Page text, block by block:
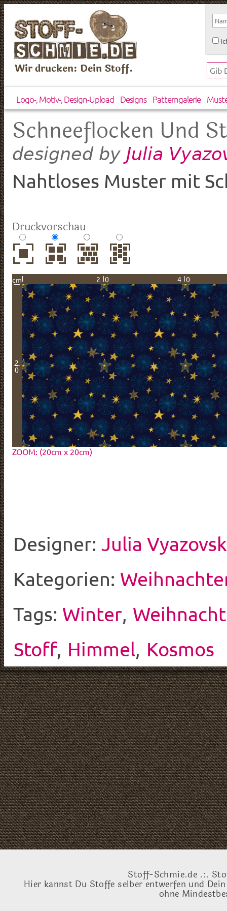
Wir drucken: Dein Stoff.
Logo-, Motiv-, Design-Upload Designs Patterngalerie
Schneeflocken Und
designed by Julia
Nahtloses Muster mit
Druckvorschau
cm 20 40
2
0
ZOOM: (20cm x 20cm)
Designer: Julia
Kategorien:
Tags: Winter,
Stoff, Himmel, Kosmos
Stoff-Schmie.de .:.
Hier kannst Du Stoffe selber entwerfen und
ohne